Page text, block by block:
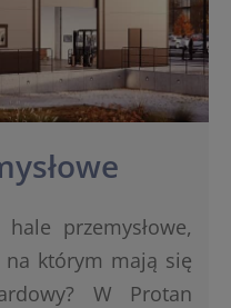
przemysłowe,
którym mają się
W Protan